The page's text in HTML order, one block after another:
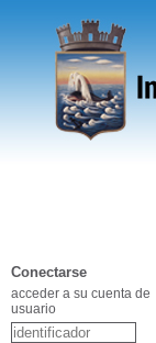
Conectarse
acceder a su cuenta de
usuario